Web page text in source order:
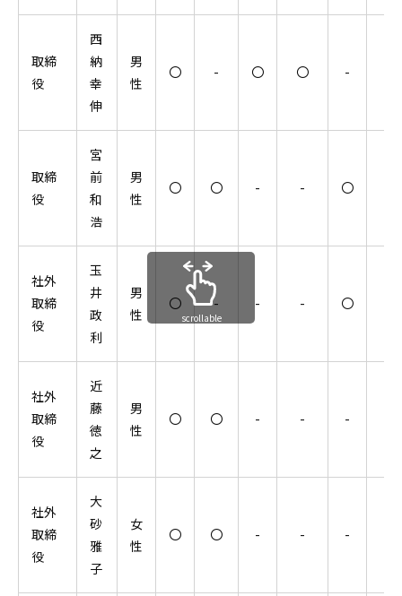
取締
役
西
納
幸
伸
男
性
〇 - 〇 〇 -
取締
役
宮
前
和
浩
男
性
〇 〇 - - 〇
社外
取締
役
玉
井
政
利
男
性
〇 - - - 〇
社外
取締
役
近
藤
徳
之
男
性
〇 〇 - - -
社外
取締
役
大
砂
雅
子
女
性
〇 〇 - - -
scrollable